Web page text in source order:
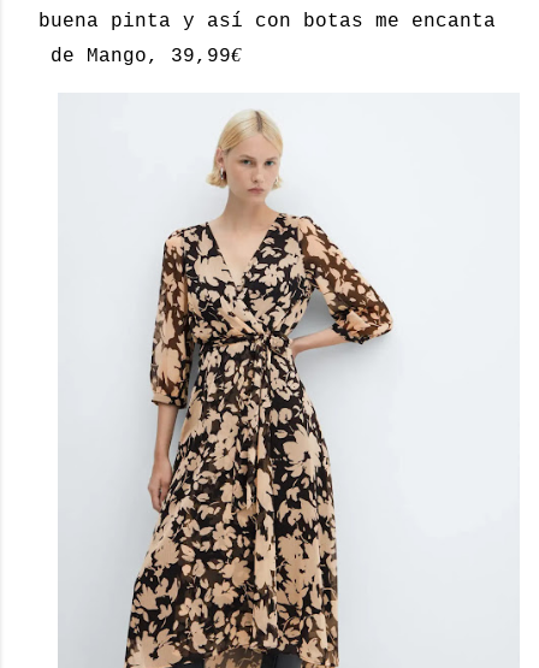
buena pinta y así con botas me encanta
de Mango, 39,99€